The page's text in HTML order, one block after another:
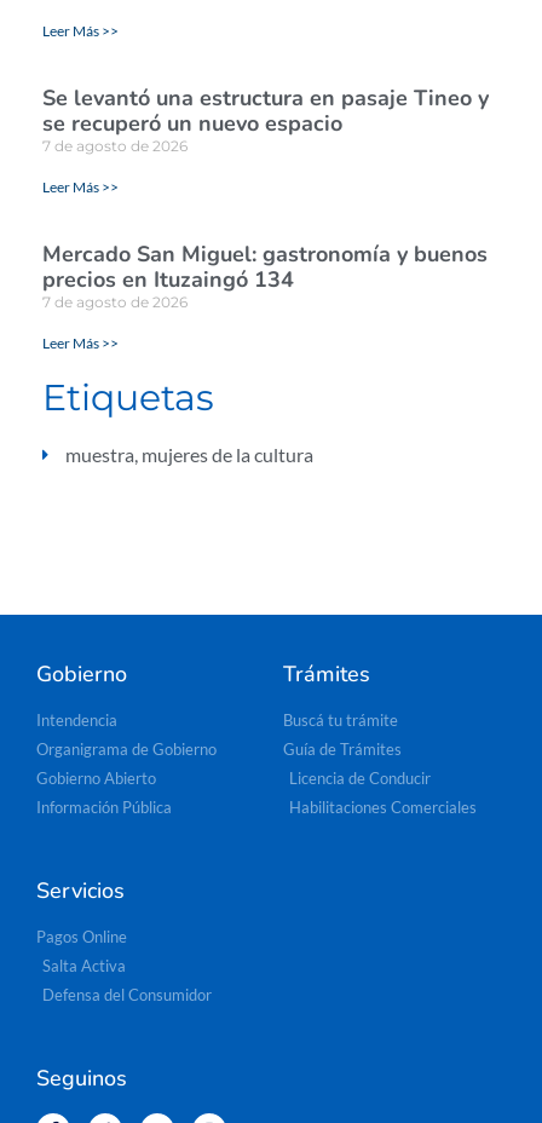
Leer Más >>
Se levantó una estructura en pasaje Tineo y
se recuperó un nuevo espacio
7 de agosto de 2026
Leer Más >>
Mercado San Miguel: gastronomía y buenos
precios en Ituzaingó 134
7 de agosto de 2026
Leer Más >>
Etiquetas
muestra mujeres de la cultura
Gobierno
Intendencia
Organigrama de Gobierno
Gobierno Abierto
Información Pública
Trámites
Buscá tu trámite
Guía de Trámites
Licencia de Conducir
Habilitaciones Comerciales
Servicios
Pagos Online
Salta Activa
Defensa del Consumidor
Seguinos